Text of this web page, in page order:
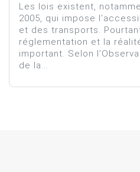
Les lois existent,
2005, qui impose
et des transports.
réglementation et la
important. Selon
de la...